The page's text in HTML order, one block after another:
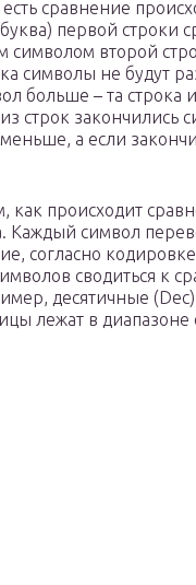
сравнение
первой строки
символом второй
символы не будут
больше – та строка
строк закончились
а если
как происходит
Каждый символ
согласно
сводиться к
десятичные
лежат в диапазоне